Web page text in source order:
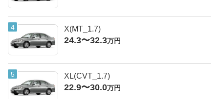
X(MT_1.7)
24.3〜32.3万円
XL(CVT_1.7)
22.9〜30.0万円